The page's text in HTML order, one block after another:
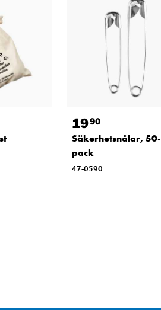
1990
Säkerhetsnålar, 50-
pack
47-0590